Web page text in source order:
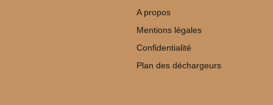
A propos
Mentions légales
Confidentialité
Plan des déchargeurs